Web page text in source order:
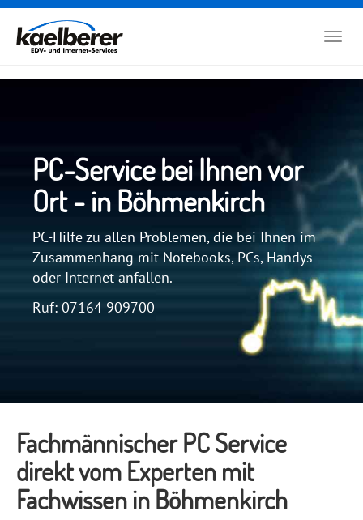
Zum
Hauptinhalt
springen
PC-Service bei Ihnen vor
Ort - in Böhmenkirch
PC-Hilfe zu allen Problemen, die bei Ihnen im
Zusammenhang mit Notebooks, PCs, Handys
oder Internet anfallen.
Ruf: 07164 909700
Fachmännischer PC Service
direkt vom Experten mit
Fachwissen in Böhmenkirch